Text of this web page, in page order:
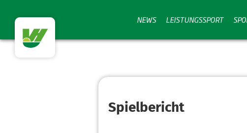
NEWS LEISTUNGSSPORT
Spielbericht